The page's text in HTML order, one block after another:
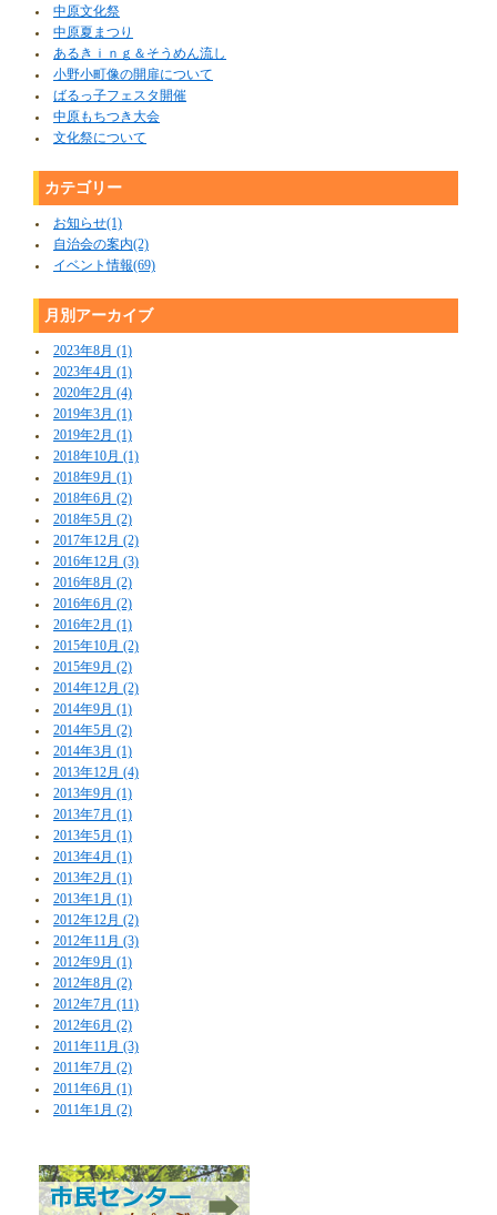
中原文化祭
中原夏まつり
あるきｉｎｇ＆そうめん流し
小野小町像の開扉について
ばるっ子フェスタ開催
中原もちつき大会
文化祭について
カテゴリー
お知らせ(1)
自治会の案内(2)
イベント情報(69)
月別アーカイブ
2023年8月 (1)
2023年4月 (1)
2020年2月 (4)
2019年3月 (1)
2019年2月 (1)
2018年10月 (1)
2018年9月 (1)
2018年6月 (2)
2018年5月 (2)
2017年12月 (2)
2016年12月 (3)
2016年8月 (2)
2016年6月 (2)
2016年2月 (1)
2015年10月 (2)
2015年9月 (2)
2014年12月 (2)
2014年9月 (1)
2014年5月 (2)
2014年3月 (1)
2013年12月 (4)
2013年9月 (1)
2013年7月 (1)
2013年5月 (1)
2013年4月 (1)
2013年2月 (1)
2013年1月 (1)
2012年12月 (2)
2012年11月 (3)
2012年9月 (1)
2012年8月 (2)
2012年7月 (11)
2012年6月 (2)
2011年11月 (3)
2011年7月 (2)
2011年6月 (1)
2011年1月 (2)